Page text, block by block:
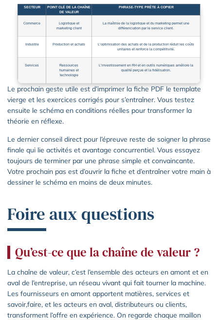
SECTEUR
POINT CLÉ DE LA CHAÎNE
DE VALEUR
PHRASE-TYPE PRÊTE À COPIER
Commerce
Logistique et
marketing client
La maîtrise de la logistique et du marketing permet une
différenciation par le service client.
Industrie Production et achats
L’optimisation des achats et de la production réduit les coûts
unitaires et renforce la compétitivité.
Services
Ressources
humaines et
technologie
L’investissement en RH et en outils numériques améliore la
qualité perçue et la fidélisation.
Le prochain geste utile est d’imprimer la fiche PDF le template
vierge et les exercices corrigés pour s’entraîner. Vous testez
ensuite le schéma en conditions réelles pour transformer la
théorie en réflexe.
Le dernier conseil direct pour l’épreuve reste de soigner la phrase
finale qui lie activités et avantage concurrentiel. Vous essayez
toujours de terminer par une phrase simple et convaincante.
Votre prochain pas est d’ouvrir la fiche et d’entraîner votre main à
dessiner le schéma en moins de deux minutes.
Foire aux questions
Qu’est-ce que la chaîne de valeur ?
La chaîne de valeur, c’est l’ensemble des acteurs en amont et en
aval de l’entreprise, un réseau vivant qui fait tourner la machine.
Les fournisseurs en amont apportent matières, services et
savoir,faire, et les acteurs en aval, distributeurs ou clients,
transforment l’offre en expérience. On regarde chaque maillon